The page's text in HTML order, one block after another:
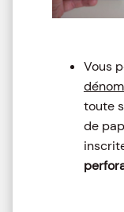
Vous
toute
de